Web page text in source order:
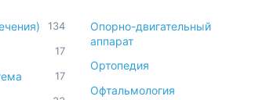
134
17
17
Опорно-двигательный
аппарат
Ортопедия
Офтальмология